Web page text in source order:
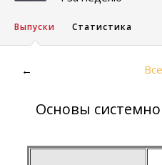
Выпуски Статистика
←
Основы